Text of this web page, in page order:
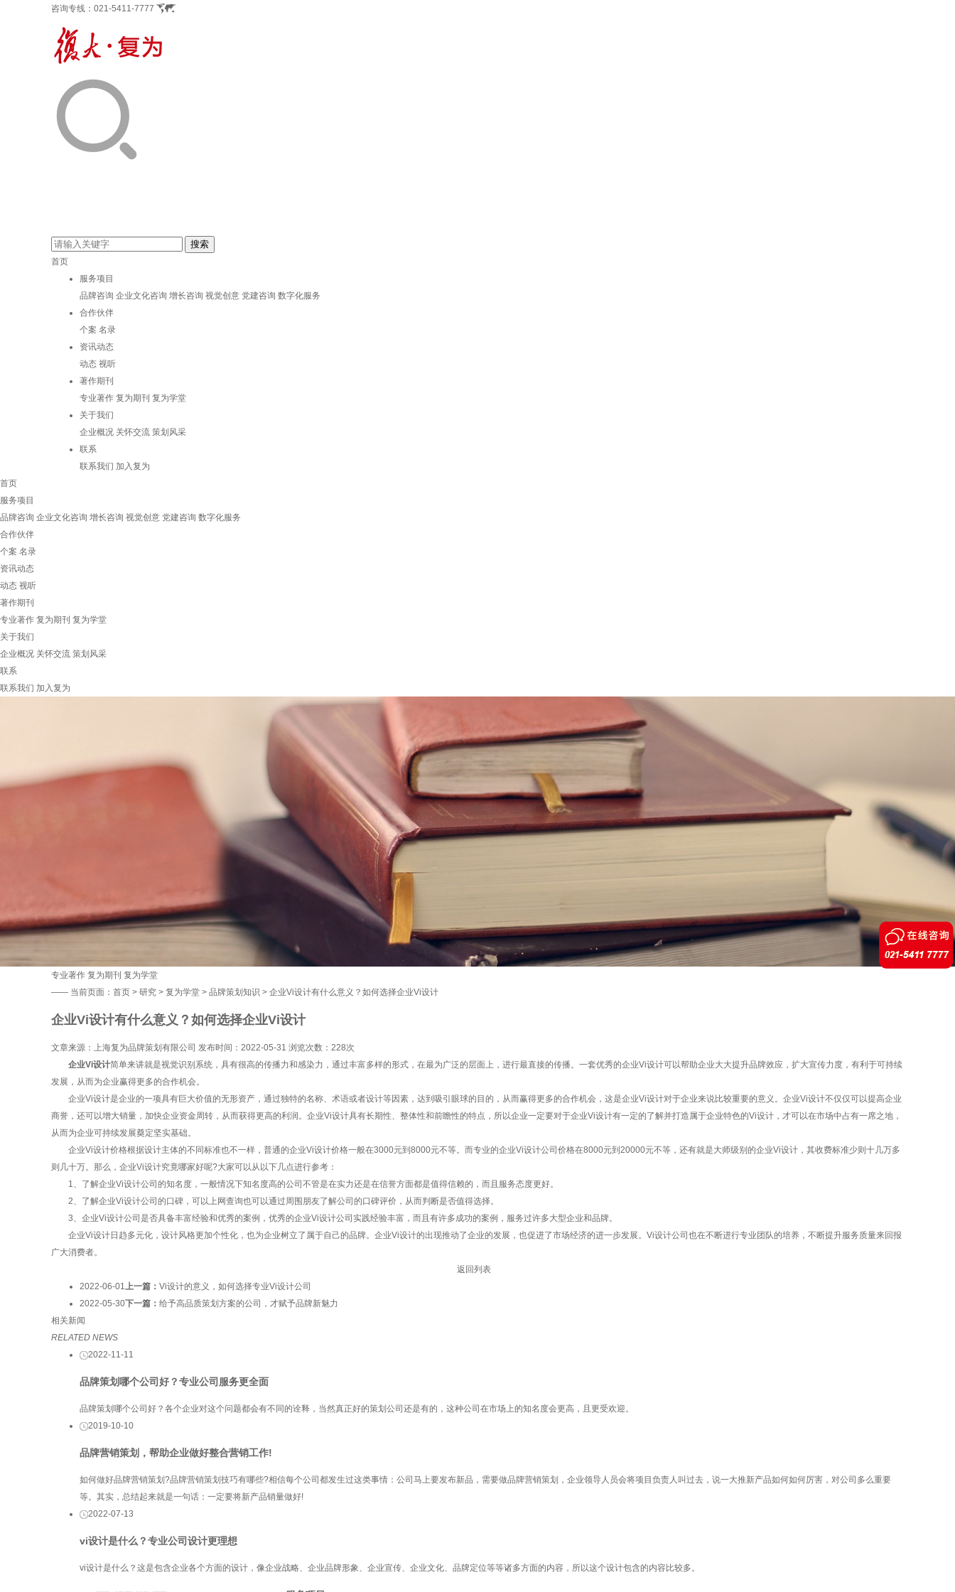
咨询专线： 021-5411-7777
首页
服务项目
品牌咨询 企业文化咨询 增长咨询 视觉创意 党建咨询 数字化服务
合作伙伴
个案 名录
资讯动态
动态 视听
著作期刊
专业著作 复为期刊 复为学堂
关于我们
企业概况 关怀交流 策划风采
联系
联系我们 加入复为
首页
服务项目
品牌咨询 企业文化咨询 增长咨询 视觉创意 党建咨询 数字化服务
合作伙伴
个案 名录
资讯动态
动态 视听
著作期刊
专业著作 复为期刊 复为学堂
关于我们
企业概况 关怀交流 策划风采
联系
联系我们 加入复为
专业著作 复为期刊 复为学堂
—— 当前页面： 首页 > 研究 > 复为学堂 > 品牌策划知识 > 企业Vi设计有什么意义？如何选择企业Vi设计
企业Vi设计有什么意义？如何选择企业Vi设计
文章来源：上海复为品牌策划有限公司 发布时间：2022-05-31 浏览次数： 228次
企业Vi设计简单来讲就是视觉识别系统，具有很高的传播力和感染力，通过丰富多样的形式，在最为广泛的层面上，进行最直接的传播。一套优秀的企业Vi设计可以帮助企业大大提升品牌效应，扩大宣传力度，有利于可持续
发展，从而为企业赢得更多的合作机会。
企业Vi设计是企业的一项具有巨大价值的无形资产，通过独特的名称、术语或者设计等因素，达到吸引眼球的目的，从而赢得更多的合作机会，这是企业Vi设计对于企业来说比较重要的意义。企业Vi设计不仅仅可以提高企业
商誉，还可以增大销量，加快企业资金周转，从而获得更高的利润。企业Vi设计具有长期性、整体性和前瞻性的特点，所以企业一定要对于企业Vi设计有一定的了解并打造属于企业特色的Vi设计，才可以在市场中占有一席之地，
从而为企业可持续发展奠定坚实基础。
企业Vi设计价格根据设计主体的不同标准也不一样，普通的企业Vi设计价格一般在3000元到8000元不等。而专业的企业Vi设计公司价格在8000元到20000元不等，还有就是大师级别的企业Vi设计，其收费标准少则十几万多
则几十万。那么，企业Vi设计究竟哪家好呢?大家可以从以下几点进行参考：
1、了解企业Vi设计公司的知名度，一般情况下知名度高的公司不管是在实力还是在信誉方面都是值得信赖的，而且服务态度更好。
2、了解企业Vi设计公司的口碑，可以上网查询也可以通过周围朋友了解公司的口碑评价，从而判断是否值得选择。
3、企业Vi设计公司是否具备丰富经验和优秀的案例，优秀的企业Vi设计公司实践经验丰富，而且有许多成功的案例，服务过许多大型企业和品牌。
企业Vi设计日趋多元化，设计风格更加个性化，也为企业树立了属于自己的品牌。企业Vi设计的出现推动了企业的发展，也促进了市场经济的进一步发展。Vi设计公司也在不断进行专业团队的培养，不断提升服务质量来回报
广大消费者。
返回列表
2022-06-01上一篇： Vi设计的意义，如何选择专业Vi设计公司
2022-05-30下一篇： 给予高品质策划方案的公司，才赋予品牌新魅力
相关新闻
RELATED NEWS
2022-11-11
品牌策划哪个公司好？专业公司服务更全面
品牌策划哪个公司好？各个企业对这个问题都会有不同的诠释，当然真正好的策划公司还是有的，这种公司在市场上的知名度会更高，且更受欢迎。
2019-10-10
品牌营销策划，帮助企业做好整合营销工作!
如何做好品牌营销策划?品牌营销策划技巧有哪些?相信每个公司都发生过这类事情：公司马上要发布新品，需要做品牌营销策划，企业领导人员会将项目负责人叫过去，说一大推新产品如何如何厉害，对公司多么重要
等。其实，总结起来就是一句话：一定要将新产品销量做好!
2022-07-13
vi设计是什么？专业公司设计更理想
vi设计是什么？这是包含企业各个方面的设计，像企业战略、企业品牌形象、企业宣传、企业文化、品牌定位等等诸多方面的内容，所以这个设计包含的内容比较多。